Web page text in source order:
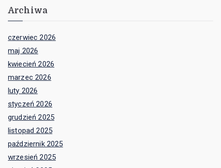
Archiwa
czerwiec 2026
maj 2026
kwiecień 2026
marzec 2026
luty 2026
styczeń 2026
grudzień 2025
listopad 2025
październik 2025
wrzesień 2025